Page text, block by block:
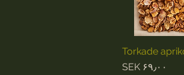
Torkade
Price
SEK ۶۹٫۰۰